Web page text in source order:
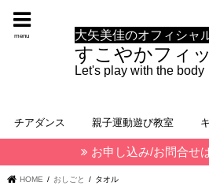
大矢美佳のオフィシャ
すこやかフィ
Let's play with the body
menu
チアダンス 親子運動遊び教室
お申し込み/お問合せ
HOME おしごと タオル